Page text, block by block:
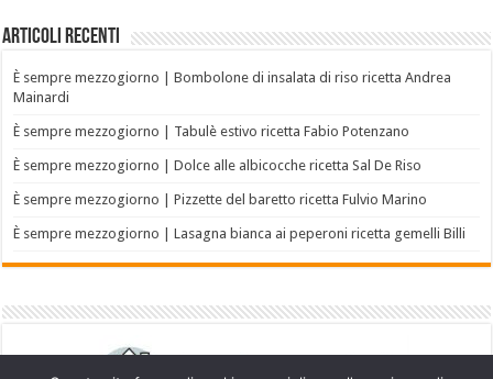
Articoli recenti
È sempre mezzogiorno | Bombolone di insalata di riso ricetta Andrea
Mainardi
È sempre mezzogiorno | Tabulè estivo ricetta Fabio Potenzano
È sempre mezzogiorno | Dolce alle albicocche ricetta Sal De Riso
È sempre mezzogiorno | Pizzette del baretto ricetta Fulvio Marino
È sempre mezzogiorno | Lasagna bianca ai peperoni ricetta gemelli Billi